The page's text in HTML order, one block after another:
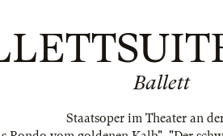
Ballett
Staatsoper im Theater an